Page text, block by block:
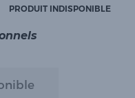
PRODUIT INDISPONIBLE